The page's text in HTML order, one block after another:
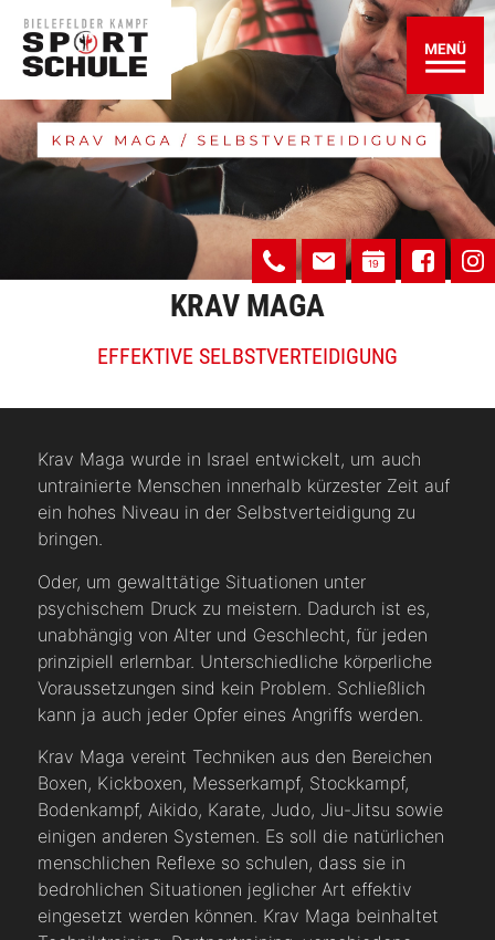
KRAV MAGA
EFFEKTIVE SELBSTVERTEIDIGUNG
Krav Maga wurde in Israel entwickelt, um auch
untrainierte Menschen innerhalb kürzester Zeit auf
ein hohes Niveau in der Selbstverteidigung zu
bringen.
Oder, um gewalttätige Situationen unter
psychischem Druck zu meistern. Dadurch ist es,
unabhängig von Alter und Geschlecht, für jeden
prinzipiell erlernbar. Unterschiedliche körperliche
Voraussetzungen sind kein Problem. Schließlich
kann ja auch jeder Opfer eines Angriffs werden.
Krav Maga vereint Techniken aus den Bereichen
Boxen, Kickboxen, Messerkampf, Stockkampf,
Bodenkampf, Aikido, Karate, Judo, Jiu-Jitsu sowie
einigen anderen Systemen. Es soll die natürlichen
menschlichen Reflexe so schulen, dass sie in
bedrohlichen Situationen jeglicher Art effektiv
eingesetzt werden können. Krav Maga beinhaltet